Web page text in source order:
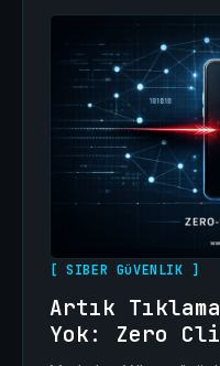
[ SIBER GüVENLIK ]
Artık
Yok: Zero